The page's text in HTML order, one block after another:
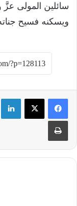
سائلين المولى عزَّ
ويسكنه فسيح
طباعة